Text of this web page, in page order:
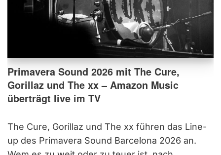
Primavera Sound 2026 mit The Cure,
Gorillaz und The xx – Amazon Music
überträgt live im TV
The Cure, Gorillaz und The xx führen das Line-
up des Primavera Sound Barcelona 2026 an.